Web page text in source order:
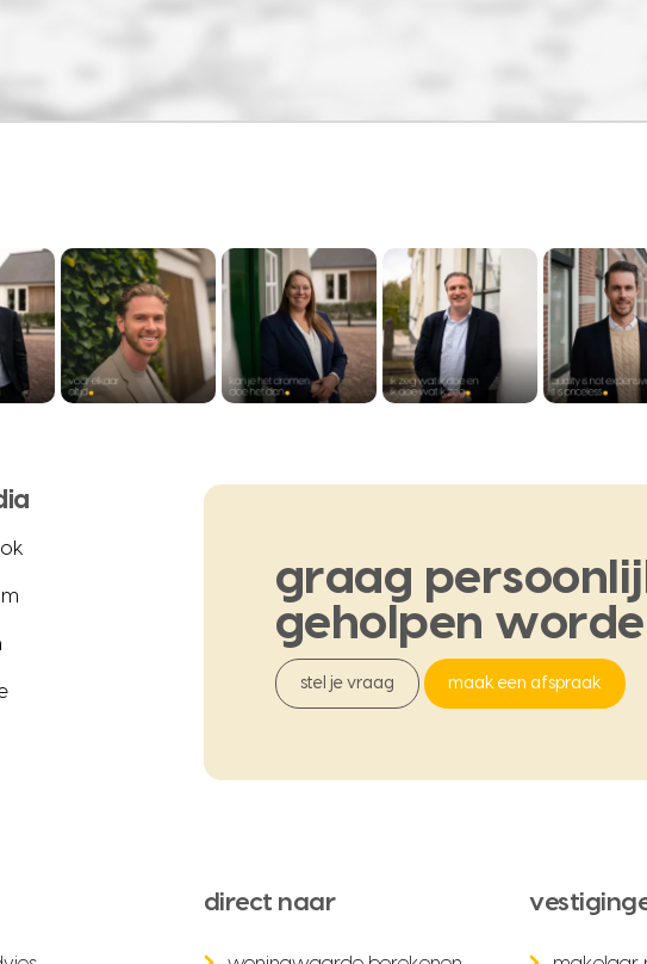
graag
geholpen
stel je vraag maak een afspraak
direct naar